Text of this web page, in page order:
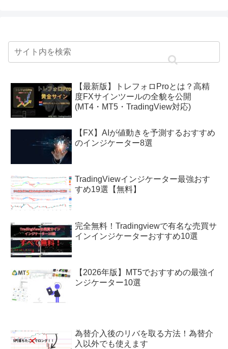
【最新版】トレフォロProとは？高精
度FXサインツールの全貌を公開
(MT4・MT5・TradingView対応)
【FX】AIが値動きを予測するおすすめ
のインジケーター8選
TradingViewインジケーター最強おす
すめ19選【無料】
完全無料！Tradingviewで有名な売買サ
インインジケーターおすすめ10選
【2026年版】MT5でおすすめの最強イ
ンジケーター10選
為替介入後のリバを取る方法！為替介
入以外でも使えます